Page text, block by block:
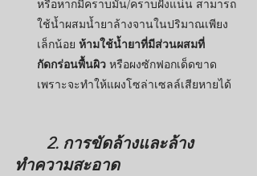
หรือหากมีคราบมัน/คราบฝังแน่น สามารถ
ใช้น้ำผสมน้ำยาล้างจานในปริมาณเพียง
เล็กน้อย ห้ามใช้น้ำยาที่มีส่วนผสมที่
กัดกร่อนพื้นผิว หรือผงซักฟอกเด็ดขาด
เพราะจะทำให้แผงโซล่าเซลล์เสียหายได้
2. การขัดล้างและล้าง
ทำความสะอาด